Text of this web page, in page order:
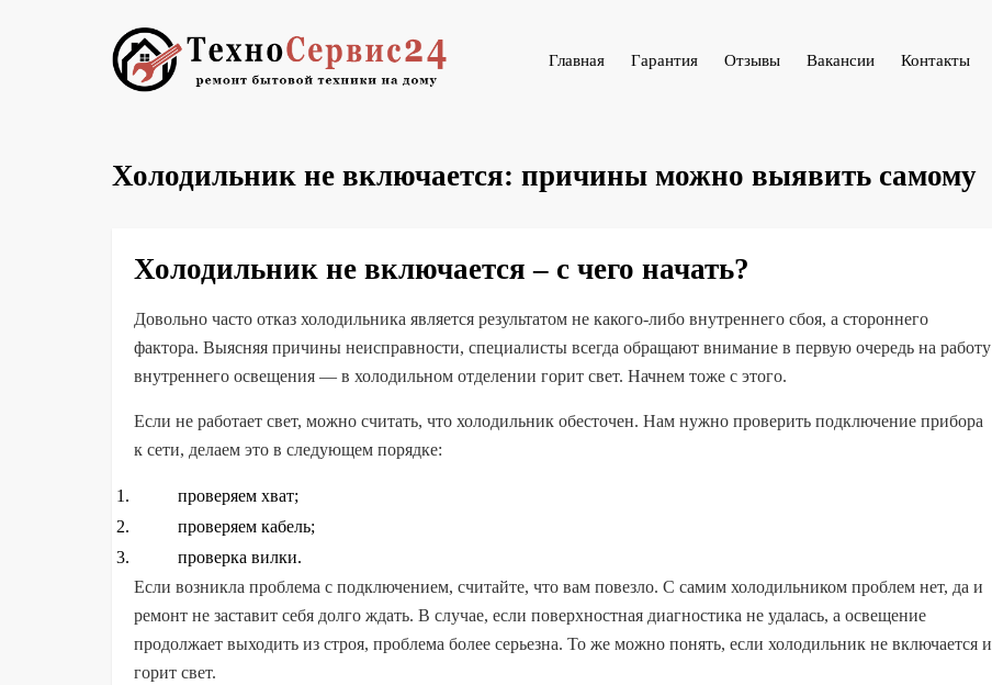
Главная Гарантия Отзывы Вакансии Контакты
Холодильник не включается: причины можно выявить самому
Холодильник не включается – с чего начать?
Довольно часто отказ холодильника является результатом не какого-либо внутреннего сбоя, а стороннего
фактора. Выясняя причины неисправности, специалисты всегда обращают внимание в первую очередь на работу
внутреннего освещения — в холодильном отделении горит свет. Начнем тоже с этого.
Если не работает свет, можно считать, что холодильник обесточен. Нам нужно проверить подключение прибора
к сети, делаем это в следующем порядке:
проверяем хват;
проверяем кабель;
проверка вилки.
Если возникла проблема с подключением, считайте, что вам повезло. С самим холодильником проблем нет, да и
ремонт не заставит себя долго ждать. В случае, если поверхностная диагностика не удалась, а освещение
продолжает выходить из строя, проблема более серьезна. То же можно понять, если холодильник не включается и
горит свет.